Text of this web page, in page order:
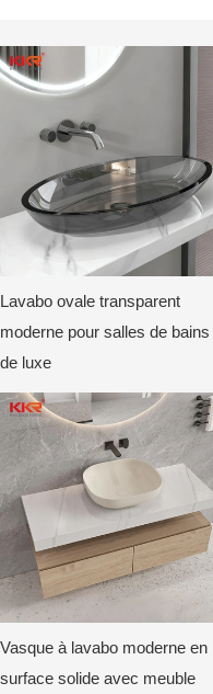
Lavabo ovale transparent
moderne pour salles de bains
de luxe
Vasque à lavabo moderne en
surface solide avec meuble